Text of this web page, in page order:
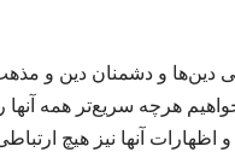
بی دین‌ها و دشمنان دین و
هرچه سریع‌تر همه
آنها نیز هیچ